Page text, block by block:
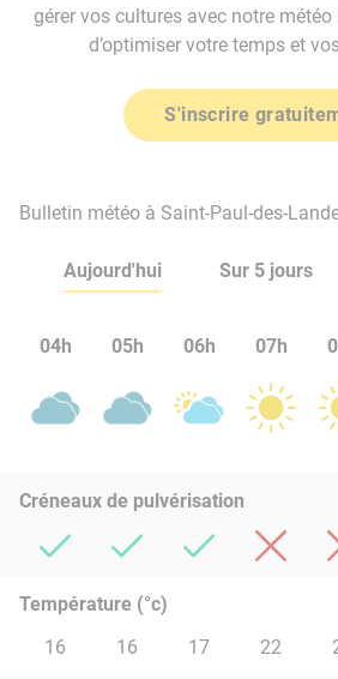
gérer vos cultures avec notre
d’optimiser votre temps et
S'inscrire
Bulletin météo à Saint-Paul-des-
Aujourd'hui Sur 5 jours
04h 05h 06h 07h
Créneaux de pulvérisation
Température (°c)
16
16 17 22